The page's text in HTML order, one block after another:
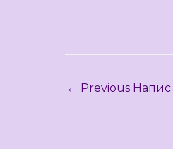
← Previous Напис